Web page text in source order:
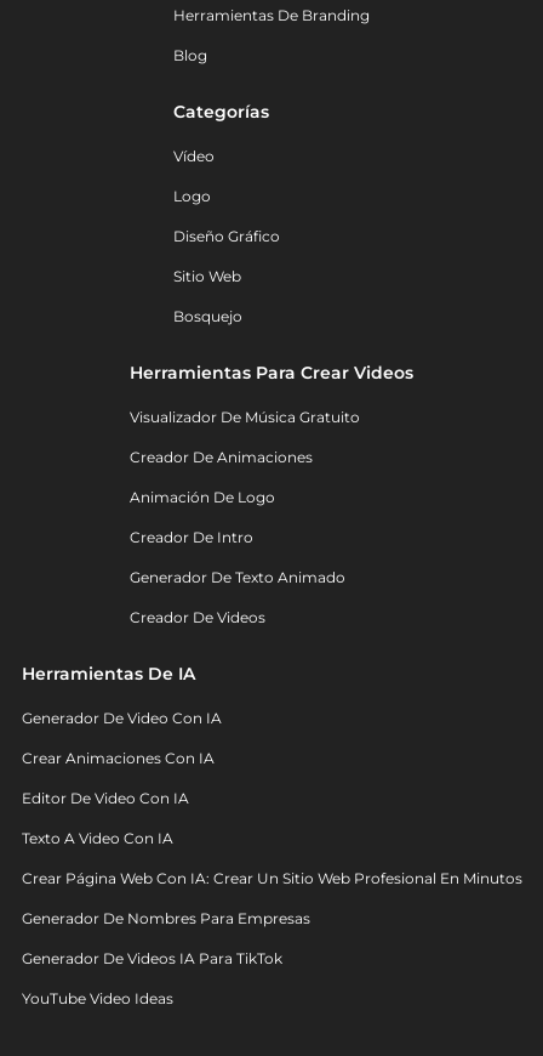
Herramientas De Branding
Blog
Categorías
Vídeo
Logo
Diseño Gráfico
Sitio Web
Bosquejo
Herramientas Para Crear Videos
Visualizador De Música Gratuito
Creador De Animaciones
Animación De Logo
Creador De Intro
Generador De Texto Animado
Creador De Videos
Herramientas De IA
Generador De Video Con IA
Crear Animaciones Con IA
Editor De Video Con IA
Texto A Video Con IA
Crear Página Web Con IA: Crear Un Sitio Web Profesional En Minutos
Generador De Nombres Para Empresas
Generador De Videos IA Para TikTok
YouTube Video Ideas